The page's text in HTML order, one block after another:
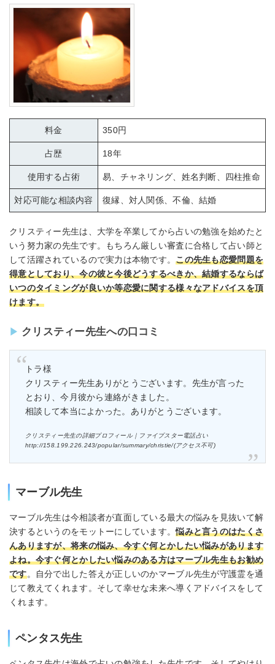
料金 350円
占歴 18年
使用する占術 易、チャネリング、姓名判断、四柱推命
対応可能な相談内容 復縁、対人関係、不倫、結婚
クリスティー先生は、大学を卒業してから占いの勉強を始めたと
いう努力家の先生です。もちろん厳しい審査に合格して占い師と
して活躍されているので実力は本物です。この先生も恋愛問題を
得意としており、今の彼と今後どうするべきか、結婚するならば
いつのタイミングが良いか等恋愛に関する様々なアドバイスを頂
けます。
クリスティー先生への口コミ
トラ様
クリスティー先生ありがとうございます。先生が言った
とおり、今月彼から連絡がきました。
相談して本当によかった。ありがとうございます。
クリスティー先生の詳細プロフィール｜ファイブスター電話占い
http://158.199.226.243/popular/summary/christie/(アクセス不可)
マーブル先生
マーブル先生は今相談者が直面している最大の悩みを見抜いて解
決するというのをモットーにしています。悩みと言うのはたくさ
んありますが、将来の悩み、今すぐ何とかしたい悩みがあります
よね。今すぐ何とかしたい悩みのある方はマーブル先生もお勧め
です。自分で出した答えが正しいのかマーブル先生が守護霊を通
じて教えてくれます。そして幸せな未来へ導くアドバイスをして
くれます。
ペンタス先生